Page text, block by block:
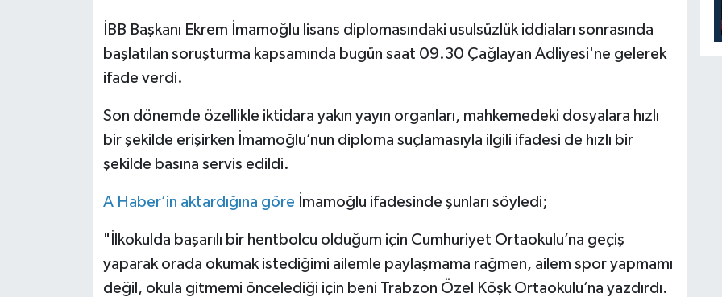
İBB Başkanı Ekrem İmamoğlu lisans diplomasındaki usulsüzlük iddiaları sonrasında
başlatılan soruşturma kapsamında bugün saat 09.30 Çağlayan Adliyesi'ne gelerek
ifade verdi.
Son dönemde özellikle iktidara yakın yayın organları, mahkemedeki dosyalara hızlı
bir şekilde erişirken İmamoğlu’nun diploma suçlamasıyla ilgili ifadesi de hızlı bir
şekilde basına servis edildi.
A Haber’in aktardığına göre İmamoğlu ifadesinde şunları söyledi;
"İlkokulda başarılı bir hentbolcu olduğum için Cumhuriyet Ortaokulu’na geçiş
yaparak orada okumak istediğimi ailemle paylaşmama rağmen, ailem spor yapmamı
değil, okula gitmemi öncelediği için beni Trabzon Özel Köşk Ortaokulu’na yazdırdı.